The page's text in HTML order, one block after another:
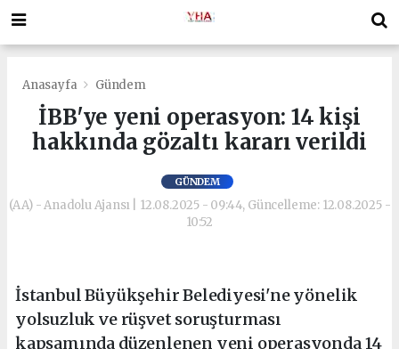
Anasayfa Gündem
İBB'ye yeni operasyon: 14 kişi
hakkında gözaltı kararı verildi
GÜNDEM
(AA) - Anadolu Ajansı | 12.08.2025 - 09:44, Güncelleme: 12.08.2025 -
10:52
İstanbul Büyükşehir Belediyesi'ne yönelik
yolsuzluk ve rüşvet soruşturması
kapsamında düzenlenen yeni operasyonda 14